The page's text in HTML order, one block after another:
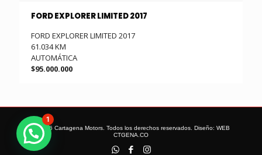
FORD EXPLORER LIMITED 2017
FORD EXPLORER LIMITED 2017
61.034 KM
AUTOMÁTICA
$95.000.000
© 2026 Cartagena Motors. Todos los derechos reservados. Diseño: WEB
CTGENA.CO
1